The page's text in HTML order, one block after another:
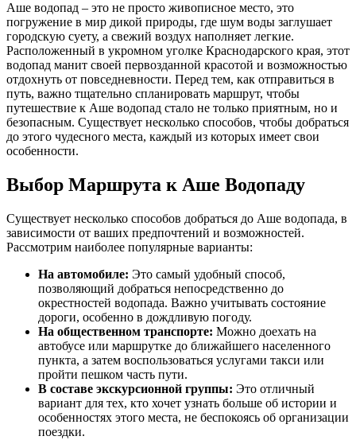
Аше водопад – это не просто живописное место, это
погружение в мир дикой природы, где шум воды заглушает
городскую суету, а свежий воздух наполняет легкие.
Расположенный в укромном уголке Краснодарского края, этот
водопад манит своей первозданной красотой и возможностью
отдохнуть от повседневности. Перед тем, как отправиться в
путь, важно тщательно спланировать маршрут, чтобы
путешествие к Аше водопад стало не только приятным, но и
безопасным. Существует несколько способов, чтобы добраться
до этого чудесного места, каждый из которых имеет свои
особенности.
Выбор Маршрута к Аше Водопаду
Существует несколько способов добраться до Аше водопада, в
зависимости от ваших предпочтений и возможностей.
Рассмотрим наиболее популярные варианты:
На автомобиле: Это самый удобный способ,
позволяющий добраться непосредственно до
окрестностей водопада. Важно учитывать состояние
дороги, особенно в дождливую погоду.
На общественном транспорте: Можно доехать на
автобусе или маршрутке до ближайшего населенного
пункта, а затем воспользоваться услугами такси или
пройти пешком часть пути.
В составе экскурсионной группы: Это отличный
вариант для тех, кто хочет узнать больше об истории и
особенностях этого места, не беспокоясь об организации
поездки.